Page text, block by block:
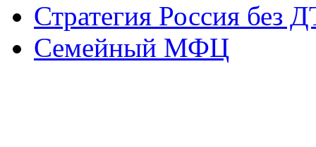
Стратегия Россия без
Семейный МФЦ